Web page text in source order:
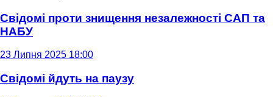
Свідомі проти знищення незалежності САП та
НАБУ
23 Липня 2025 18:00
Свідомі йдуть на паузу